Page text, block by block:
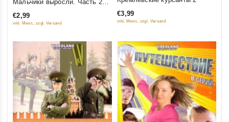
5
Мальчики выросли. Часть 2
(116-135 Серий)
€2,99
inkl. Mwst., zzgl. Versand
out
of
€3,99
inkl. Mwst., zzgl. Versand